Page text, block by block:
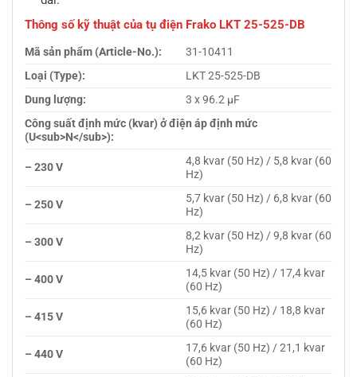
Thông số kỹ thuật của tụ điện Frako LKT 25-525-DB
Mã sản phẩm (Article-No.):
31-10411
Loại (Type):
LKT 25-525-DB
Dung lượng:
3 x 96.2 µF
Công suất định mức (kvar) ở điện áp định mức
(U<sub>N</sub>):
– 230 V
4,8 kvar (50 Hz) / 5,8 kvar (60
Hz)
– 250 V
5,7 kvar (50 Hz) / 6,8 kvar (60
Hz)
– 300 V
8,2 kvar (50 Hz) / 9,8 kvar (60
Hz)
– 400 V
14,5 kvar (50 Hz) / 17,4 kvar
(60 Hz)
– 415 V
15,6 kvar (50 Hz) / 18,8 kvar
(60 Hz)
– 440 V
17,6 kvar (50 Hz) / 21,1 kvar
(60 Hz)